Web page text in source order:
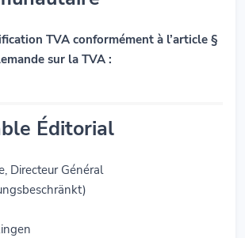
TVA conformément à l’article §
sur la TVA :
Éditorial
Directeur Général